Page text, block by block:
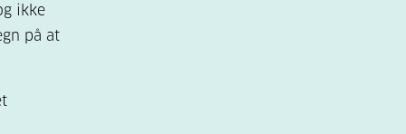
ikke
på at